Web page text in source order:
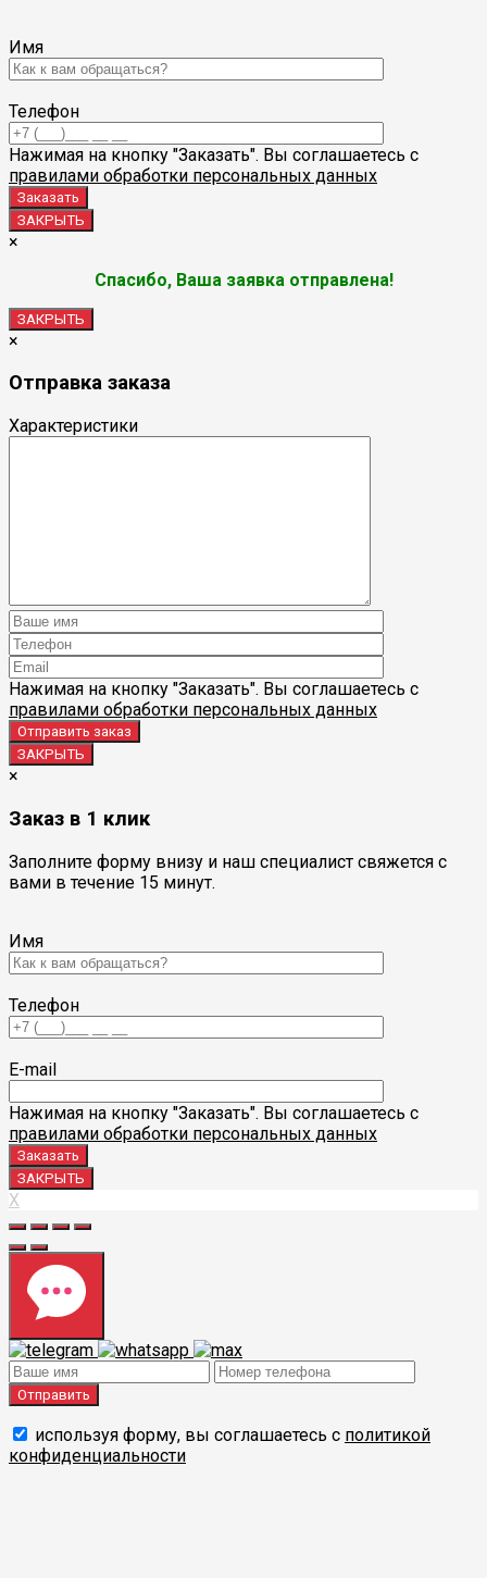
Имя
Телефон
Нажимая на кнопку "Заказать". Вы соглашаетесь с
правилами обработки персональных данных
ЗАКРЫТЬ
×
Спасибо, Ваша заявка отправлена!
ЗАКРЫТЬ
×
Отправка заказа
Характеристики
Нажимая на кнопку "Заказать". Вы соглашаетесь с
правилами обработки персональных данных
ЗАКРЫТЬ
×
Заказ в 1 клик
Заполните форму внизу и наш специалист свяжется с
вами в течение 15 минут.
Имя
Телефон
E-mail
Нажимая на кнопку "Заказать". Вы соглашаетесь с
правилами обработки персональных данных
ЗАКРЫТЬ
X
используя форму, вы соглашаетесь с политикой
конфиденциальности